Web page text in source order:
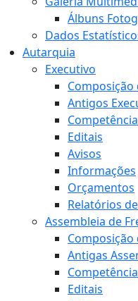
Álbuns
Dados
Autarquia
Executivo
Composição
Antigos
Editais
Avisos
Informações
Orçamentos
Relatórios
Assembleia de
Composição
Antigas
Editais